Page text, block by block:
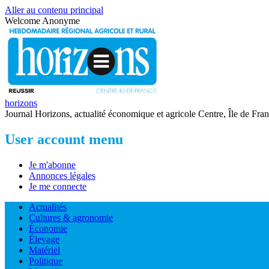
Aller au contenu principal
Welcome Anonyme
horizons
Journal Horizons, actualité économique et agricole Centre, Île de
User account menu
Je m'abonne
Annonces légales
Je me connecte
Actualités
Cultures & agronomie
Économie
Élevage
Matériel
Politique